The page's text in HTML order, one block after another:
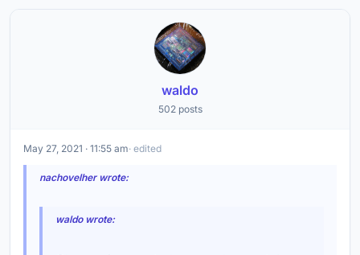
waldo
502 posts
May 27, 2021 · 11:55 am· edited
nachovelher wrote:
waldo wrote: